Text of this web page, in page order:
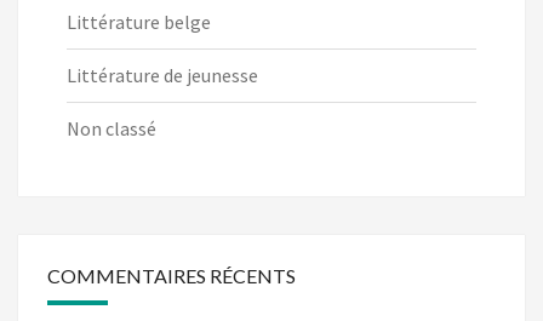
Littérature belge
Littérature de jeunesse
Non classé
COMMENTAIRES RÉCENTS